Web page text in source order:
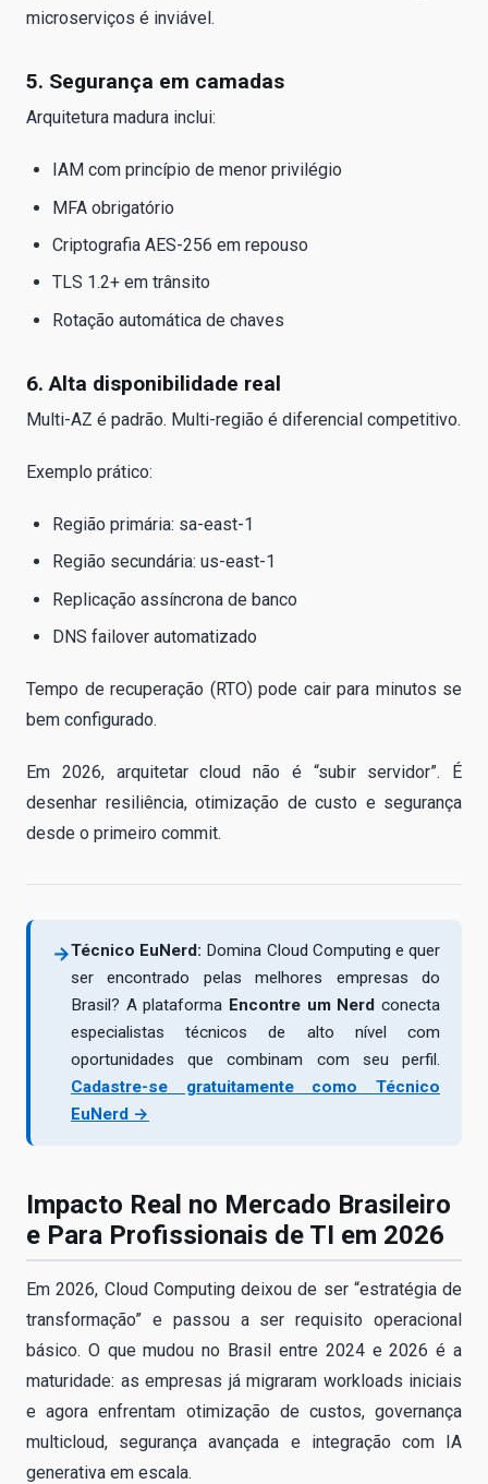
microserviços é inviável.
5. Segurança em camadas
Arquitetura madura inclui:
IAM com princípio de menor privilégio
MFA obrigatório
Criptografia AES-256 em repouso
TLS 1.2+ em trânsito
Rotação automática de chaves
6. Alta disponibilidade real
Multi-AZ é padrão. Multi-região é diferencial competitivo.
Exemplo prático:
Região primária: sa-east-1
Região secundária: us-east-1
Replicação assíncrona de banco
DNS failover automatizado
Tempo de recuperação (RTO) pode cair para minutos se
bem configurado.
Em 2026, arquitetar cloud não é “subir servidor”. É
desenhar resiliência, otimização de custo e segurança
desde o primeiro commit.
→Técnico EuNerd: Domina Cloud Computing e quer
ser encontrado pelas melhores empresas do
Brasil? A plataforma Encontre um Nerd conecta
especialistas técnicos de alto nível com
oportunidades que combinam com seu perfil.
Cadastre-se gratuitamente como Técnico
EuNerd →
Impacto Real no Mercado Brasileiro
e Para Profissionais de TI em 2026
Em 2026, Cloud Computing deixou de ser “estratégia de
transformação” e passou a ser requisito operacional
básico. O que mudou no Brasil entre 2024 e 2026 é a
maturidade: as empresas já migraram workloads iniciais
e agora enfrentam otimização de custos, governança
multicloud, segurança avançada e integração com IA
generativa em escala.